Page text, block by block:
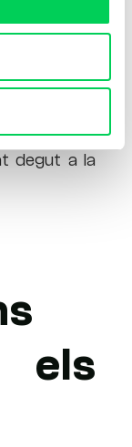
patir
és més fàcil
degut a la